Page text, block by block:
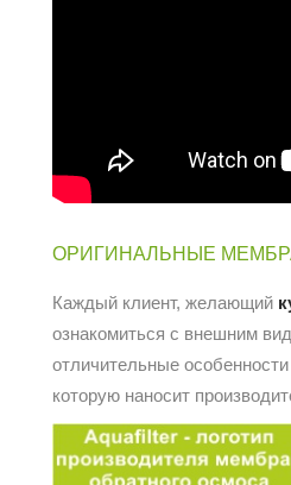
ОРИГИНАЛЬНЫЕ
Каждый клиент, желающий
ознакомиться с внешним
отличительные
которую наносит